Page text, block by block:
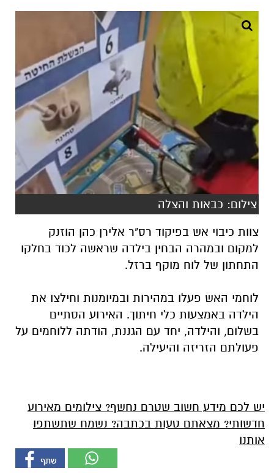
צילום: כבאות והצלה
צוות כיבוי אש בפיקוד רס"ר אלירן כהן הוזנק
למקום ובמהרה הבחין בילדה שראשה לכוד בחלקו
התחתון של לוח מוקף ברזל.
לוחמי האש פעלו במהירות ובמיומנות וחילצו את
הילדה באמצעות כלי חיתוך. האירוע הסתיים
בשלום, והילדה, יחד עם הגננת, הודתה ללוחמים על
פעולתם הזריזה והיעילה.
יש לכם מידע חשוב שטרם נחשף? צילומים מאירוע
חדשותי? מצאתם טעות בכתבה? נשמח שתשתפו
אותנו